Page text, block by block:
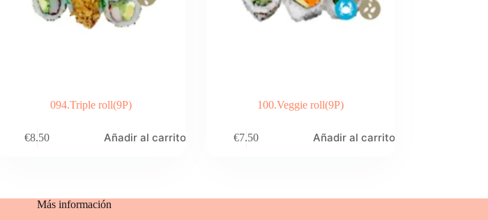
094.Triple roll(9P)
€8.50 Añadir al carrito
100.Veggie roll(9P)
€7.50 Añadir al carrito
Más información